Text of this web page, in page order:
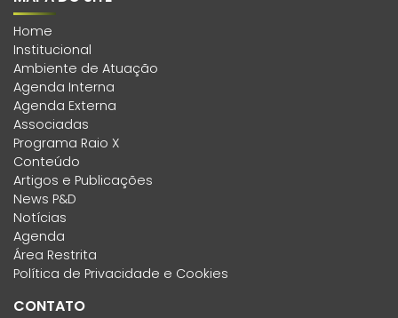
Home
Institucional
Ambiente de Atuação
Agenda Interna
Agenda Externa
Associadas
Programa Raio X
Conteúdo
Artigos e Publicações
News P&D
Notícias
Agenda
Área Restrita
Política de Privacidade e Cookies
CONTATO